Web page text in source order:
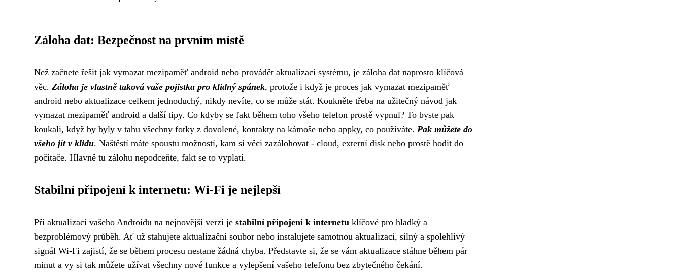
Záloha dat: Bezpečnost na prvním místě
Než začnete řešit jak vymazat mezipaměť android nebo provádět aktualizaci systému, je záloha dat naprosto klíčová
věc. Záloha je vlastně taková vaše pojistka pro klidný spánek, protože i když je proces jak vymazat mezipaměť
android nebo aktualizace celkem jednoduchý, nikdy nevíte, co se může stát. Koukněte třeba na užitečný návod jak
vymazat mezipaměť android a další tipy. Co kdyby se fakt během toho všeho telefon prostě vypnul? To byste pak
koukali, když by byly v tahu všechny fotky z dovolené, kontakty na kámoše nebo appky, co používáte. Pak můžete do
všeho jít v klidu. Naštěstí máte spoustu možností, kam si věci zazálohovat - cloud, externí disk nebo prostě hodit do
počítače. Hlavně tu zálohu nepodceňte, fakt se to vyplatí.
Stabilní připojení k internetu: Wi-Fi je nejlepší
Při aktualizaci vašeho Androidu na nejnovější verzi je stabilní připojení k internetu klíčové pro hladký a
bezproblémový průběh. Ať už stahujete aktualizační soubor nebo instalujete samotnou aktualizaci, silný a spolehlivý
signál Wi-Fi zajistí, že se během procesu nestane žádná chyba. Představte si, že se vám aktualizace stáhne během pár
minut a vy si tak můžete užívat všechny nové funkce a vylepšení vašeho telefonu bez zbytečného čekání.